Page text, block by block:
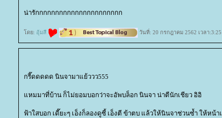
น่ารักกกกกกกกกกกกกกกกกกกกกก
ดย: อุ้มสี วันที่: 20 กรกฎาคม 2562 เวลา
กรี๊ดดดดด นินจามาแย้ววว555
หมมาที่บ้าน ก็ไม่ยอมบอกว่าจะอัพบล็อก นินจา น่าตีนักเชียว อิอิ
ฟ้าใสบอก เดี๊ยะๆ เอ็งก็ลองดูซี้ เอ็งตี ข้าตบ แล้วให้นินจาช่วนซ้ำ ให้หน้า